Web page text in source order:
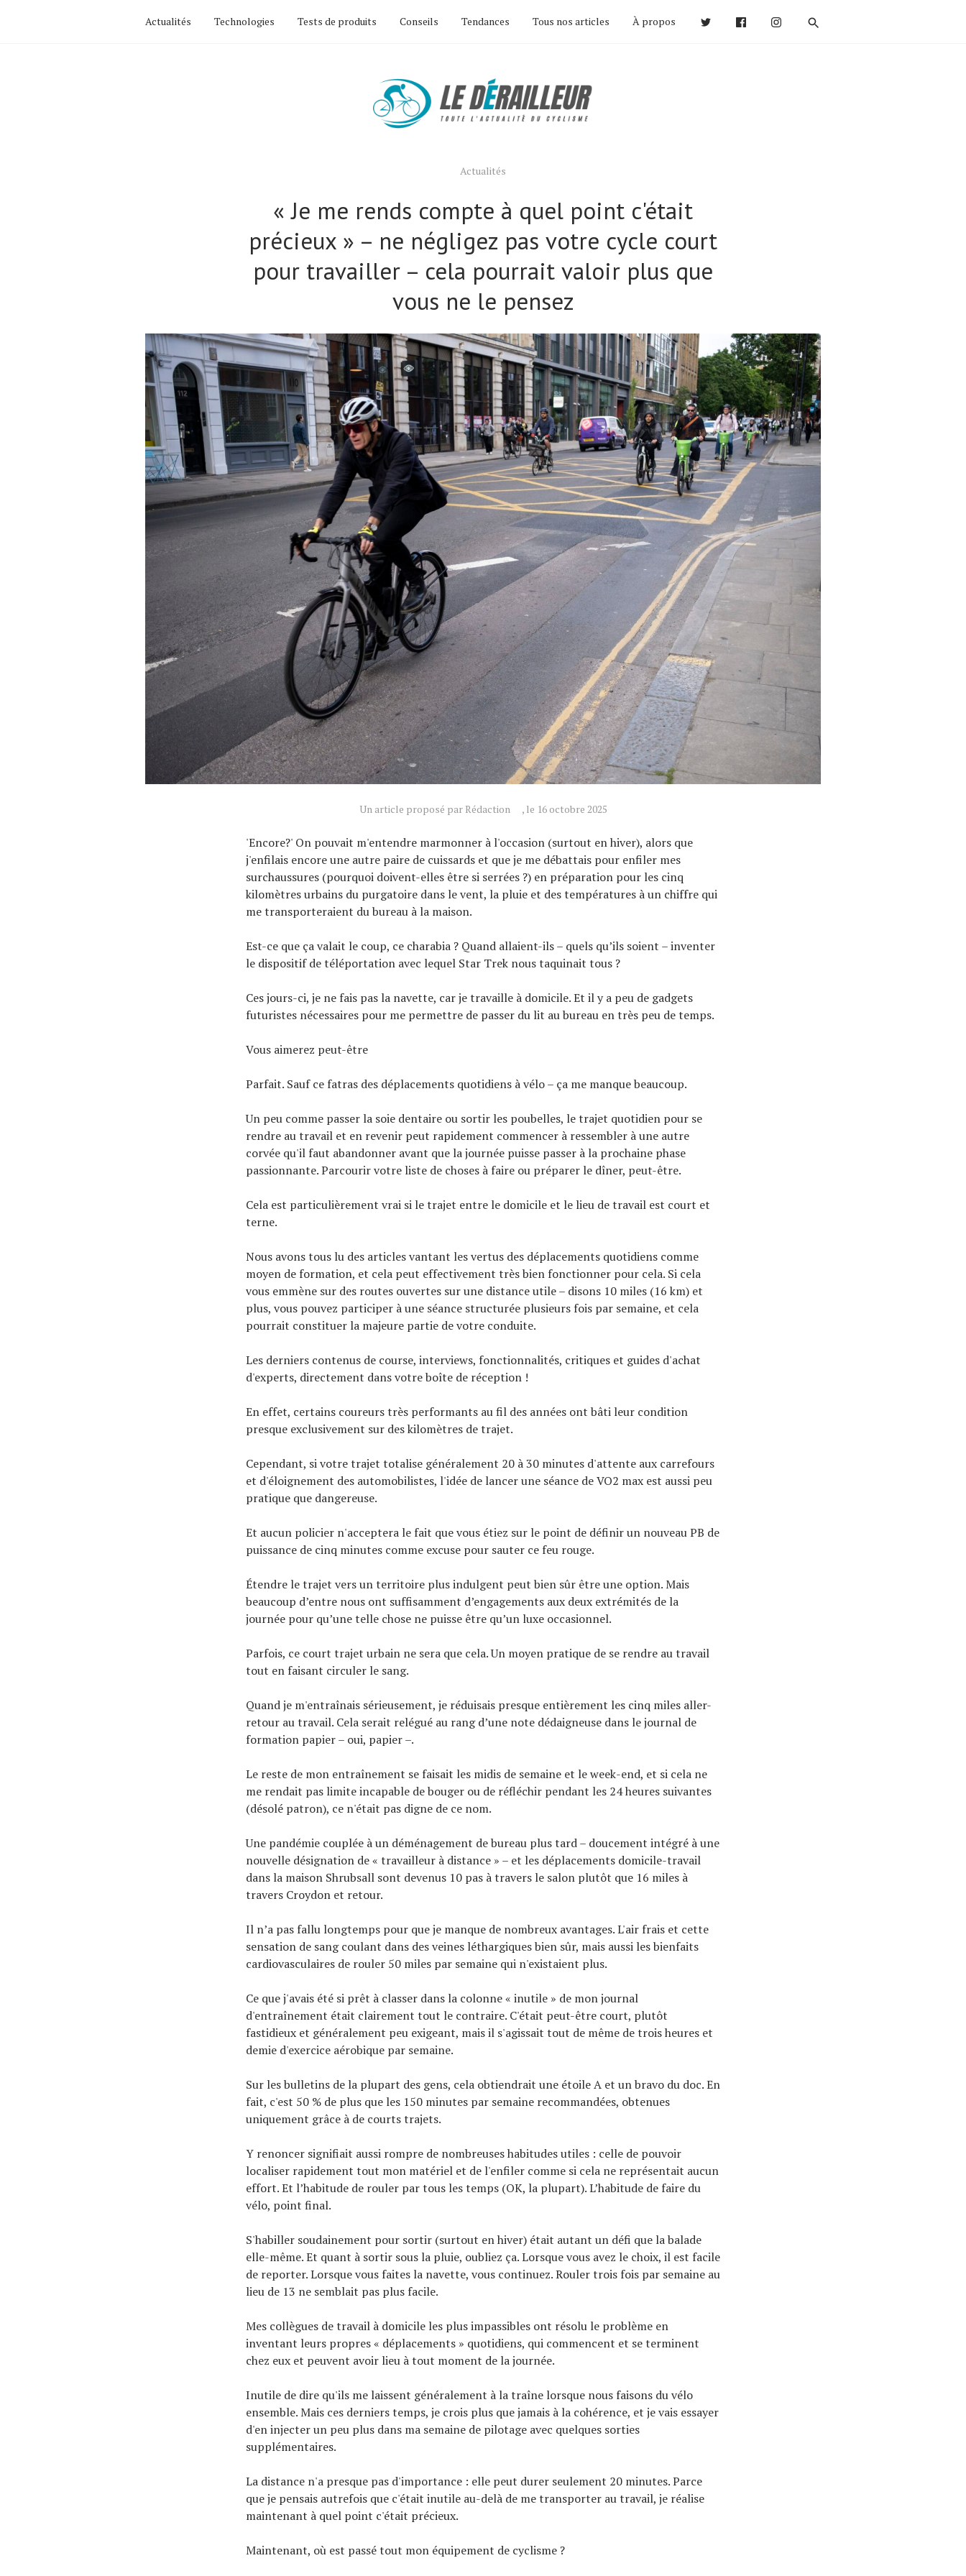
Actualités Technologies Tests de produits Conseils Tendances Tous nos articles À propos
Actualités
« Je me rends compte à quel point c'était
précieux » – ne négligez pas votre cycle court
pour travailler – cela pourrait valoir plus que
vous ne le pensez
Un article proposé par Rédaction , le 16 octobre 2025
'Encore?' On pouvait m'entendre marmonner à l'occasion (surtout en hiver), alors que
j'enfilais encore une autre paire de cuissards et que je me débattais pour enfiler mes
surchaussures (pourquoi doivent-elles être si serrées ?) en préparation pour les cinq
kilomètres urbains du purgatoire dans le vent, la pluie et des températures à un chiffre qui
me transporteraient du bureau à la maison.
Est-ce que ça valait le coup, ce charabia ? Quand allaient-ils – quels qu’ils soient – ​​inventer
le dispositif de téléportation avec lequel Star Trek nous taquinait tous ?
Ces jours-ci, je ne fais pas la navette, car je travaille à domicile. Et il y a peu de gadgets
futuristes nécessaires pour me permettre de passer du lit au bureau en très peu de temps.
Vous aimerez peut-être
Parfait. Sauf ce fatras des déplacements quotidiens à vélo – ça me manque beaucoup.
Un peu comme passer la soie dentaire ou sortir les poubelles, le trajet quotidien pour se
rendre au travail et en revenir peut rapidement commencer à ressembler à une autre
corvée qu'il faut abandonner avant que la journée puisse passer à la prochaine phase
passionnante. Parcourir votre liste de choses à faire ou préparer le dîner, peut-être.
Cela est particulièrement vrai si le trajet entre le domicile et le lieu de travail est court et
terne.
Nous avons tous lu des articles vantant les vertus des déplacements quotidiens comme
moyen de formation, et cela peut effectivement très bien fonctionner pour cela. Si cela
vous emmène sur des routes ouvertes sur une distance utile – disons 10 miles (16 km) et
plus, vous pouvez participer à une séance structurée plusieurs fois par semaine, et cela
pourrait constituer la majeure partie de votre conduite.
Les derniers contenus de course, interviews, fonctionnalités, critiques et guides d'achat
d'experts, directement dans votre boîte de réception !
En effet, certains coureurs très performants au fil des années ont bâti leur condition
presque exclusivement sur des kilomètres de trajet.
Cependant, si votre trajet totalise généralement 20 à 30 minutes d'attente aux carrefours
et d'éloignement des automobilistes, l'idée de lancer une séance de VO2 max est aussi peu
pratique que dangereuse.
Et aucun policier n'acceptera le fait que vous étiez sur le point de définir un nouveau PB de
puissance de cinq minutes comme excuse pour sauter ce feu rouge.
Étendre le trajet vers un territoire plus indulgent peut bien sûr être une option. Mais
beaucoup d’entre nous ont suffisamment d’engagements aux deux extrémités de la
journée pour qu’une telle chose ne puisse être qu’un luxe occasionnel.
Parfois, ce court trajet urbain ne sera que cela. Un moyen pratique de se rendre au travail
tout en faisant circuler le sang.
Quand je m'entraînais sérieusement, je réduisais presque entièrement les cinq miles aller-
retour au travail. Cela serait relégué au rang d’une note dédaigneuse dans le journal de
formation papier – oui, papier –.
Le reste de mon entraînement se faisait les midis de semaine et le week-end, et si cela ne
me rendait pas limite incapable de bouger ou de réfléchir pendant les 24 heures suivantes
(désolé patron), ce n'était pas digne de ce nom.
Une pandémie couplée à un déménagement de bureau plus tard – doucement intégré à une
nouvelle désignation de « travailleur à distance » – et les déplacements domicile-travail
dans la maison Shrubsall sont devenus 10 pas à travers le salon plutôt que 16 miles à
travers Croydon et retour.
Il n’a pas fallu longtemps pour que je manque de nombreux avantages. L'air frais et cette
sensation de sang coulant dans des veines léthargiques bien sûr, mais aussi les bienfaits
cardiovasculaires de rouler 50 miles par semaine qui n'existaient plus.
Ce que j'avais été si prêt à classer dans la colonne « inutile » de mon journal
d'entraînement était clairement tout le contraire. C'était peut-être court, plutôt
fastidieux et généralement peu exigeant, mais il s'agissait tout de même de trois heures et
demie d'exercice aérobique par semaine.
Sur les bulletins de la plupart des gens, cela obtiendrait une étoile A et un bravo du doc. En
fait, c'est 50 % de plus que les 150 minutes par semaine recommandées, obtenues
uniquement grâce à de courts trajets.
Y renoncer signifiait aussi rompre de nombreuses habitudes utiles : celle de pouvoir
localiser rapidement tout mon matériel et de l'enfiler comme si cela ne représentait aucun
effort. Et l’habitude de rouler par tous les temps (OK, la plupart). L’habitude de faire du
vélo, point final.
S'habiller soudainement pour sortir (surtout en hiver) était autant un défi que la balade
elle-même. Et quant à sortir sous la pluie, oubliez ça. Lorsque vous avez le choix, il est facile
de reporter. Lorsque vous faites la navette, vous continuez. Rouler trois fois par semaine au
lieu de 13 ne semblait pas plus facile.
Mes collègues de travail à domicile les plus impassibles ont résolu le problème en
inventant leurs propres « déplacements » quotidiens, qui commencent et se terminent
chez eux et peuvent avoir lieu à tout moment de la journée.
Inutile de dire qu'ils me laissent généralement à la traîne lorsque nous faisons du vélo
ensemble. Mais ces derniers temps, je crois plus que jamais à la cohérence, et je vais essayer
d'en injecter un peu plus dans ma semaine de pilotage avec quelques sorties
supplémentaires.
La distance n'a presque pas d'importance : elle peut durer seulement 20 minutes. Parce
que je pensais autrefois que c'était inutile au-delà de me transporter au travail, je réalise
maintenant à quel point c'était précieux.
Maintenant, où est passé tout mon équipement de cyclisme ?